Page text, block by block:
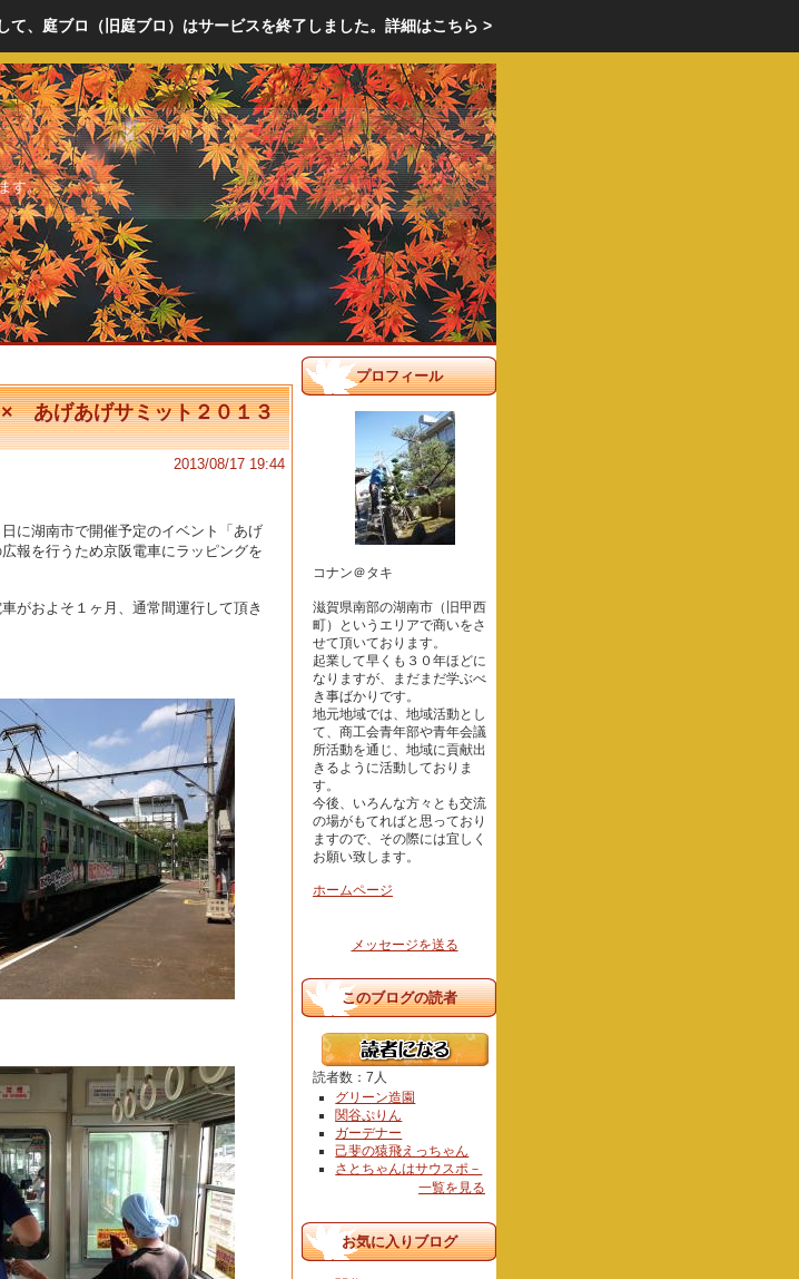
、庭ブロ（旧庭ブロ）はサービスを終了しました。 詳細はこちら >
す。
あげあげサミット２０１３
2013/08/17 19:44
に湖南市で開催予定のイベント「あげ
報を行うため京阪電車にラッピングを
がおよそ１ヶ月、通常間運行して頂き
プロフィール
コナン＠タキ
滋賀県南部の湖南市（旧甲西
町）というエリアで商いをさ
せて頂いております。
起業して早くも３０年ほどに
なりますが、まだまだ学ぶべ
き事ばかりです。
地元地域では、地域活動とし
て、商工会青年部や青年会議
所活動を通じ、地域に貢献出
きるように活動しておりま
す。
今後、いろんな方々とも交流
の場がもてればと思っており
ますので、その際には宜しく
お願い致します。
ホームページ
メッセージを送る
このブログの読者
読者数：7人
グリーン造園
関谷ぷりん
ガーデナー
己斐の猿飛えっちゃん
さとちゃんはサウスポ－
一覧を見る
お気に入りブログ